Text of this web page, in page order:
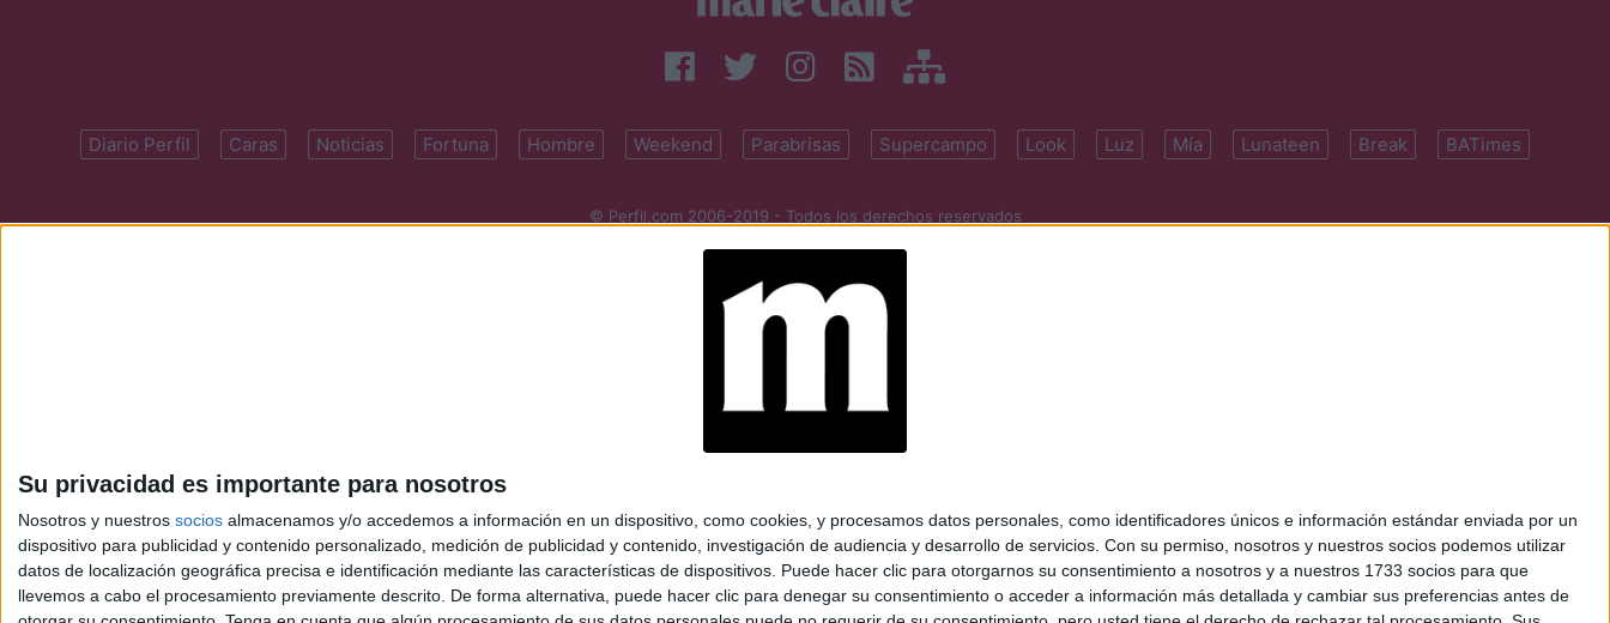
Su privacidad es importante para nosotros
Nosotros y nuestros socios almacenamos y/o accedemos a información en un dispositivo, como cookies, y procesamos datos personales, como identificadores únicos e información estándar enviada por un
dispositivo para publicidad y contenido personalizado, medición de publicidad y contenido, investigación de audiencia y desarrollo de servicios. Con su permiso, nosotros y nuestros socios podemos utilizar
datos de localización geográfica precisa e identificación mediante las características de dispositivos. Puede hacer clic para otorgarnos su consentimiento a nosotros y a nuestros 1733 socios para que
llevemos a cabo el procesamiento previamente descrito. De forma alternativa, puede hacer clic para denegar su consentimiento o acceder a información más detallada y cambiar sus preferencias antes de
Diario Perfil Caras Noticias Fortuna Hombre Weekend Parabrisas Supercampo Look Luz Mía Lunateen Break BATimes
© Perfil.com 2006-2019 - Todos los derechos reservados
perfilcom@perfil.com| Propietario: Diario Perfil S.A.